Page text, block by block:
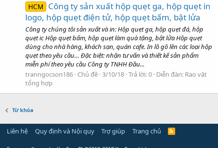
HCM
Công ty sản xuất hộp quẹt ga, hộp quẹt in
logo, hộp quẹt điện tử, hộp quẹt bấm, bật lửa
Công ty chúng tôi sản xuất và in: Hộp quẹt ga, hộp quẹt đá, hộp
quẹt ic Hộp quẹt bấm, hộp quẹt làm quà tặng, bật lửa Hộp quẹt
dùng cho nhà hàng, khách sạn, quán cafe. In lô gô lên các loại hộp
quẹt theo yêu cầu… Đặc biệt: nhận tư vấn và thiết kế sản phẩm
miễn phí theo yêu cầu Công ty TNHH Đầu...
tranngocson186 Chủ đề 3/10/18 Trả lời: 0 Diễn đàn: Rao vặt
tổng hợp
Từ khóa
Liên hệ Quy định và Nội quy Trợ giúp Trang chủ